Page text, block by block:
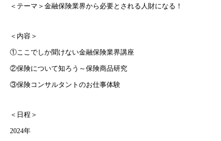
＜テーマ＞金融保険業界から必要とされる人財になる！
＜内容＞
①ここでしか聞けない金融保険業界講座
②保険について知ろう～保険商品研究
③保険コンサルタントのお仕事体験
＜日程＞
2024年